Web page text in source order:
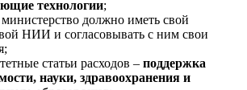
технологии;
должно иметь свой
НИИ и согласовывать с ним свои
статьи расходов – поддержка
науки, здравоохранения и